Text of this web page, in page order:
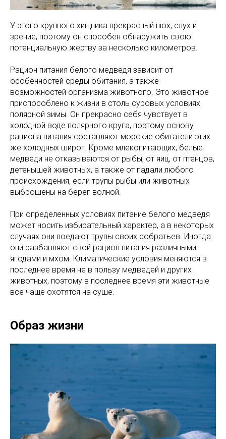
У этого крупного хищника прекрасный нюх, слух и
зрение, поэтому он способен обнаружить свою
потенциальную жертву за несколько километров.
Рацион питания белого медведя зависит от
особенностей среды обитания, а также
возможностей организма животного. Это животное
приспособлено к жизни в столь суровых условиях
полярной зимы. Он прекрасно себя чувствует в
холодной воде полярного круга, поэтому основу
рациона питания составляют морские обитатели этих
же холодных широт. Кроме млекопитающих, белые
медведи не отказываются от рыбы, от яиц, от птенцов,
детенышей животных, а также от падали любого
происхождения, если трупы рыбы или животных
выброшены на берег волной.
При определенных условиях питание белого медведя
может носить избирательный характер, а в некоторых
случаях они поедают трупы своих собратьев. Иногда
они разбавляют свой рацион питания различными
ягодами и мхом. Климатические условия меняются в
последнее время не в пользу медведей и других
животных, поэтому в последнее время эти животные
все чаще охотятся на суше.
Образ жизни